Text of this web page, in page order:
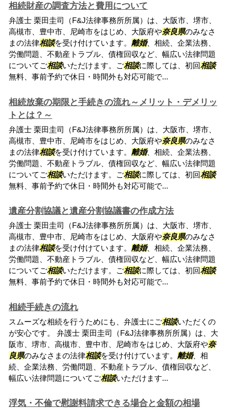
相続財産の調査方法と費用について
弁護士 栗田圭司（F&J法律事務所所属）は、大阪市、堺市、
高槻市、豊中市、尼崎市をはじめ、大阪府や奈良県のみなさ
まの法律相談を受け付けています。 離婚、相続、企業法務、
労働問題、不動産トラブル、債権回収など、幅広い法律問題
についてご相談いただけます。ご相談に際しては、初回相談
無料、事前予約で休日・時間外も対応可能で...
相続放棄の期限と手続きの流れ～メリット・デメリッ
トとは？～
弁護士 栗田圭司（F&J法律事務所所属）は、大阪市、堺市、
高槻市、豊中市、尼崎市をはじめ、大阪府や奈良県のみなさ
まの法律相談を受け付けています。 離婚、相続、企業法務、
労働問題、不動産トラブル、債権回収など、幅広い法律問題
についてご相談いただけます。ご相談に際しては、初回相談
無料、事前予約で休日・時間外も対応可能で...
遺産分割協議と遺産分割協議書の作成方法
弁護士 栗田圭司（F&J法律事務所所属）は、大阪市、堺市、
高槻市、豊中市、尼崎市をはじめ、大阪府や奈良県のみなさ
まの法律相談を受け付けています。 離婚、相続、企業法務、
労働問題、不動産トラブル、債権回収など、幅広い法律問題
についてご相談いただけます。ご相談に際しては、初回相談
無料、事前予約で休日・時間外も対応可能で...
相続手続きの流れ
スムーズな相続を行うためにも、弁護士にご相談いただくの
が安心です。 弁護士 栗田圭司（F&J法律事務所所属）は、大
阪市、堺市、高槻市、豊中市、尼崎市をはじめ、大阪府や奈
良県のみなさまの法律相談を受け付けています。 離婚、相
続、企業法務、労働問題、不動産トラブル、債権回収など、
幅広い法律問題についてご相談いただけます...
浮気・不倫で慰謝料請求できる場合と金額の相場